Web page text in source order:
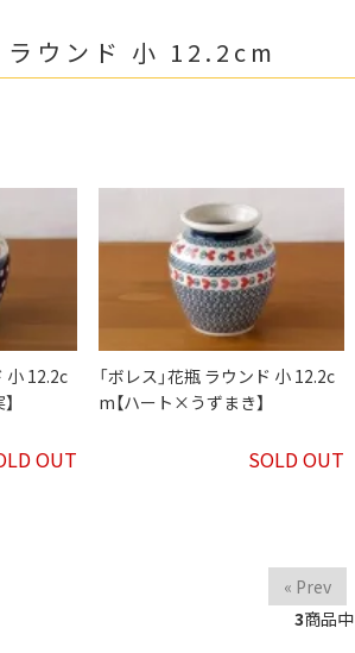
ラウンド 小 12.2cm
小 12.2c
OUT
「ボレス」花瓶 ラウンド 小 12.2c
m【ハート×うずまき】
SOLD OUT
« Prev
3商品中